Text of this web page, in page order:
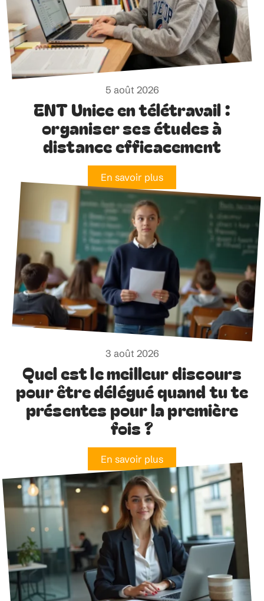
5 août 2026
ENT Unice en télétravail :
organiser ses études à
distance efficacement
En savoir plus
3 août 2026
Quel est le meilleur discours
pour être délégué quand tu te
présentes pour la première
fois ?
En savoir plus